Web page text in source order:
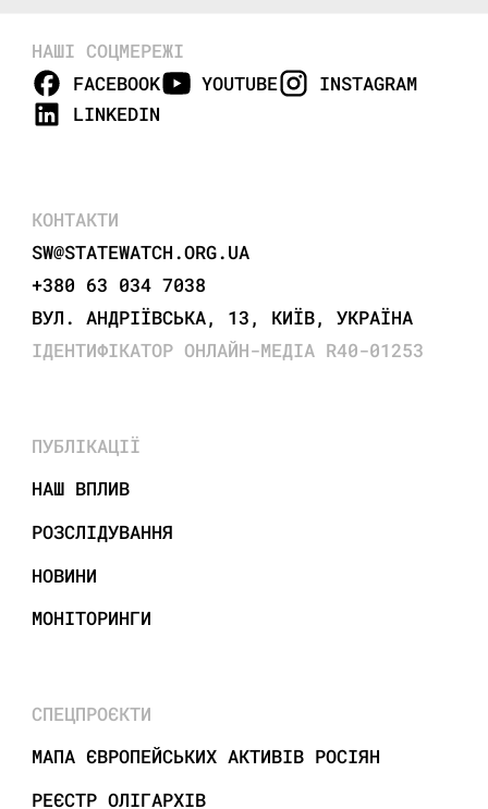
НАШІ СОЦМЕРЕЖІ
FACEBOOK
YOUTUBE
INSTAGRAM
LINKEDIN
КОНТАКТИ
SW@STATEWATCH.ORG.UA
+380 63 034 7038
ВУЛ. АНДРІЇВСЬКА, 13, КИЇВ, УКРАЇНА
ІДЕНТИФІКАТОР ОНЛАЙН-МЕДІА R40-01253
ПУБЛІКАЦІЇ
НАШ ВПЛИВ
РОЗСЛІДУВАННЯ
НОВИНИ
МОНІТОРИНГИ
СПЕЦПРОЄКТИ
МАПА ЄВРОПЕЙСЬКИХ АКТИВІВ РОСІЯН
РЕЄСТР ОЛІГАРХІВ